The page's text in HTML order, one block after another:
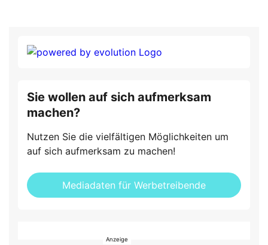
Sie wollen auf sich aufmerksam
machen?
Nutzen Sie die vielfältigen Möglichkeiten um
auf sich aufmerksam zu machen!
Mediadaten für Werbetreibende